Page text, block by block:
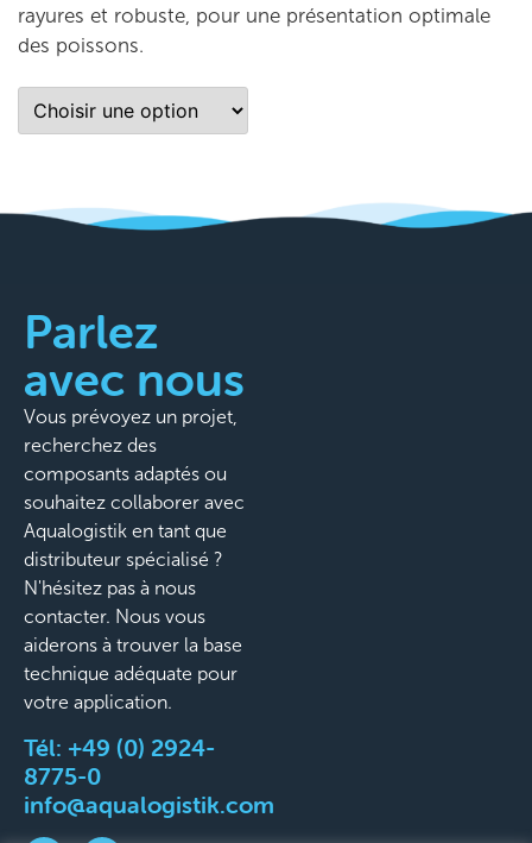
rayures et robuste, pour une présentation optimale
des poissons.
Parlez
avec nous
Vous prévoyez un projet,
recherchez des
composants adaptés ou
souhaitez collaborer avec
Aqualogistik en tant que
distributeur spécialisé ?
N'hésitez pas à nous
contacter. Nous vous
aiderons à trouver la base
technique adéquate pour
votre application.
Tél: +49 (0) 2924-
8775-0
info@aqualogistik.com